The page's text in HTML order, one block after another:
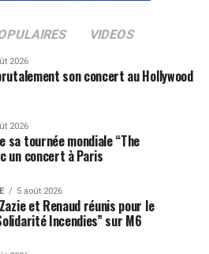
VIDEOS
2026
son concert au Hollywood
2026
sa tournée mondiale “The
un concert à Paris
5 août 2026
et Renaud réunis pour le
Incendies” sur M6